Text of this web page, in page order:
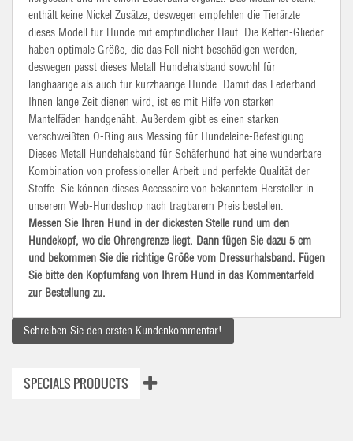
enthält keine Nickel Zusätze, deswegen empfehlen die Tierärzte
dieses Modell für Hunde mit empfindlicher Haut. Die Ketten-Glieder
haben optimale Größe, die das Fell nicht beschädigen werden,
deswegen passt dieses Metall Hundehalsband sowohl für
langhaarige als auch für kurzhaarige Hunde. Damit das Lederband
Ihnen lange Zeit dienen wird, ist es mit Hilfe von starken
Mantelfäden handgenäht. Außerdem gibt es einen starken
verschweißten O-Ring aus Messing für Hundeleine-Befestigung.
Dieses Metall Hundehalsband für Schäferhund hat eine wunderbare
Kombination von professioneller Arbeit und perfekte Qualität der
Stoffe. Sie können dieses Accessoire von bekanntem Hersteller in
unserem Web-Hundeshop nach tragbarem Preis bestellen.
Messen Sie Ihren Hund in der dickesten Stelle rund um den
Hundekopf, wo die Ohrengrenze liegt. Dann fügen Sie dazu 5 cm
und bekommen Sie die richtige Größe vom Dressurhalsband. Fügen
Sie bitte den Kopfumfang von Ihrem Hund in das Kommentarfeld
zur Bestellung zu.
Schreiben Sie den ersten Kundenkommentar!
SPECIALS PRODUCTS